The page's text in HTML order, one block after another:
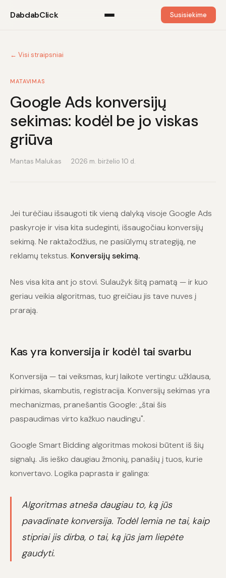
DabdabClick Susisiekime
← Visi straipsniai
MATAVIMAS
Google Ads konversijų
sekimas: kodėl be jo viskas
griūva
Mantas Malukas 2026 m. birželio 10 d.
Jei turėčiau išsaugoti tik vieną dalyką visoje Google Ads
paskyroje ir visa kita sudeginti, išsaugočiau konversijų
sekimą. Ne raktažodžius, ne pasiūlymų strategiją, ne
reklamų tekstus. Konversijų sekimą.
Nes visa kita ant jo stovi. Sulaužyk šitą pamatą — ir kuo
geriau veikia algoritmas, tuo greičiau jis tave nuves į
prarają.
Kas yra konversija ir kodėl tai svarbu
Konversija — tai veiksmas, kurį laikote vertingu: užklausa,
pirkimas, skambutis, registracija. Konversijų sekimas yra
mechanizmas, pranešantis Google: „štai šis
paspaudimas virto kažkuo naudingu".
Google Smart Bidding algoritmas mokosi būtent iš šių
signalų. Jis ieško daugiau žmonių, panašių į tuos, kurie
konvertavo. Logika paprasta ir galinga:
Algoritmas atneša daugiau to, ką jūs
pavadinate konversija. Todėl lemia ne tai, kaip
stipriai jis dirba, o tai, ką jūs jam liepėte
gaudyti.